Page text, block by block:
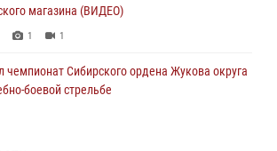
магазина (ВИДЕО)
1 1
чемпионат Сибирского ордена Жукова округа
боевой стрельбе